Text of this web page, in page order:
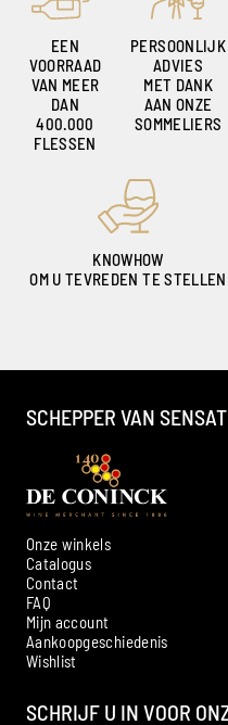
EEN
VOORRAAD
VAN MEER
DAN
400.000
FLESSEN
PERSOONLIJK
ADVIES
MET DANK
AAN ONZE
SOMMELIERS
KNOWHOW
OM U TEVREDEN TE STELLEN
Onze winkels
Catalogus
Contact
FAQ
Mijn account
Aankoopgeschiedenis
Wishlist
SCHRIJF U IN VOOR
SCHEPPER VAN